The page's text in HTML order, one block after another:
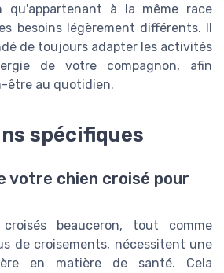
qu'appartenant à la même race
besoins légèrement différents. Il
de toujours adapter les activités
de votre compagnon, afin
être au quotidien.
spécifiques
votre chien croisé pour
beauceron, tout comme
de croisements, nécessitent une
en matière de santé. Cela